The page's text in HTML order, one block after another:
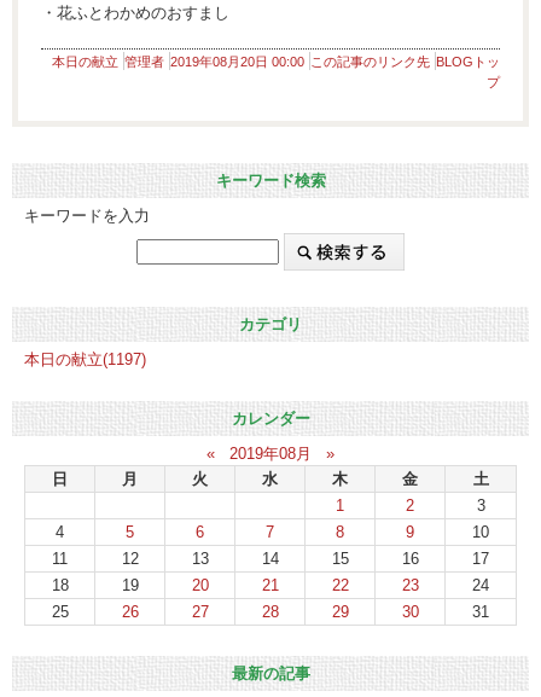
・花ふとわかめのおすまし
本日の献立 管理者 2019年08月20日 00:00 この記事のリンク先 BLOGトッ
プ
キーワード検索
キーワードを入力
カテゴリ
本日の献立(1197)
カレンダー
«
2019年08月
»
日
月 火 水 木 金
土
1
2
3
4
5 6 7 8 9
10
11
12 13 14 15 16
17
18
19 20 21 22 23
24
25
26 27 28 29 30 31
最新の記事